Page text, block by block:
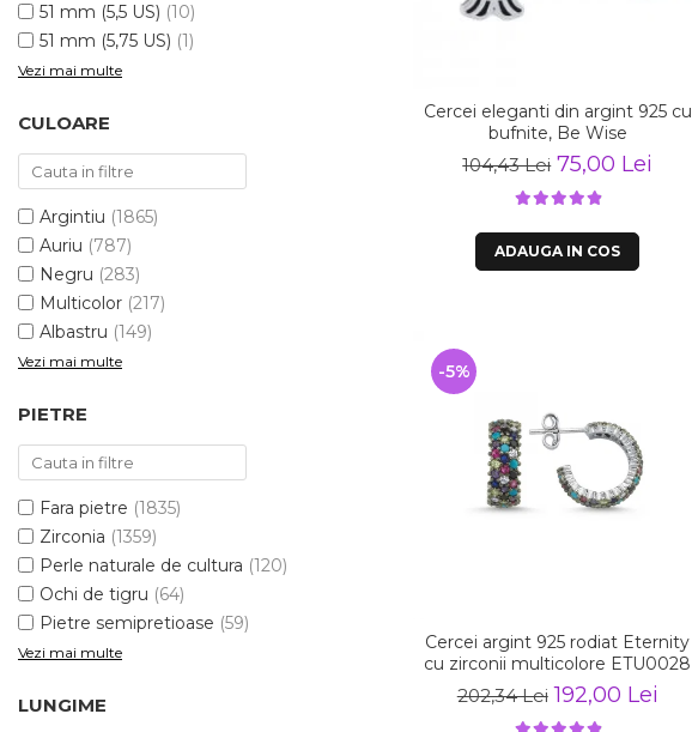
51 mm (5,5 US) (10)
51 mm (5,75 US) (1)
Vezi mai multe
CULOARE
Argintiu (1865)
Auriu (787)
Negru (283)
Multicolor (217)
Albastru (149)
Vezi mai multe
PIETRE
Fara pietre (1835)
Zirconia (1359)
Perle naturale de cultura (120)
Ochi de tigru (64)
Pietre semipretioase (59)
Vezi mai multe
LUNGIME
Cercei eleganti din argint 925 cu
bufnite, Be Wise
104,43 Lei 75,00 Lei
ADAUGA IN COS
Cercei argint 925 rodiat Eternity
cu zirconii multicolore ETU0028
202,34 Lei 192,00 Lei
-5%